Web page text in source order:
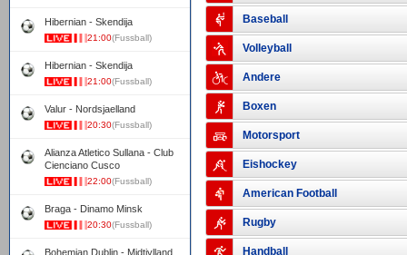
Hibernian - Skendija
21:00(Fussball)
Hibernian - Skendija
21:00(Fussball)
Valur - Nordsjaelland
20:30(Fussball)
Alianza Atletico Sullana - Club
Cienciano Cusco
22:00(Fussball)
Braga - Dinamo Minsk
20:30(Fussball)
Bohemian Dublin - Midtjylland
Baseball
Volleyball
Andere
Boxen
Motorsport
Eishockey
American Football
Rugby
Handball